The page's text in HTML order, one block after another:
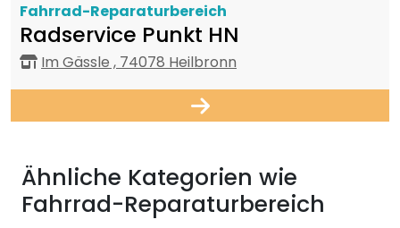
Fahrrad-Reparaturbereich
Radservice Punkt HN
Im Gässle , 74078 Heilbronn
Ähnliche Kategorien wie
Fahrrad-Reparaturbereich